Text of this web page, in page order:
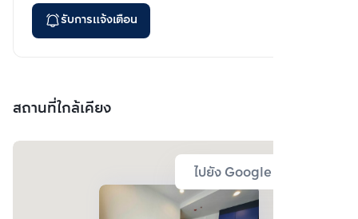
รับการแจ้งเตือน
สถานที่ใกล้เคียง
ไปยัง Google Map